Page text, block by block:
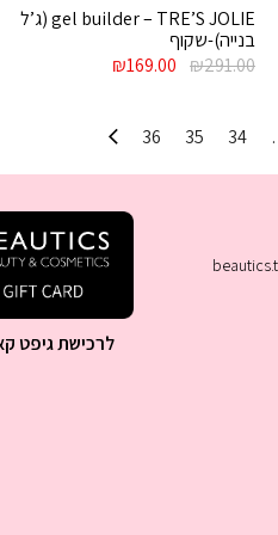
gel builder – TRE’S JOLIE (ג’ל
בנייה)-שקוף
₪291.00
המחיר
₪291.00.
₪169.00
₪169.00.
34
35
36
לרכישת גיפט